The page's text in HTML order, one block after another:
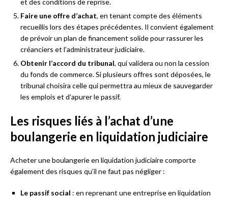
et des conditions de reprise.
Faire une offre d’achat, en tenant compte des éléments
recueillis lors des étapes précédentes. Il convient également
de prévoir un plan de financement solide pour rassurer les
créanciers et l’administrateur judiciaire.
Obtenir l’accord du tribunal, qui validera ou non la cession
du fonds de commerce. Si plusieurs offres sont déposées, le
tribunal choisira celle qui permettra au mieux de sauvegarder
les emplois et d’apurer le passif.
Les risques liés à l’achat d’une
boulangerie en liquidation judiciaire
Acheter une boulangerie en liquidation judiciaire comporte
également des risques qu’il ne faut pas négliger :
Le passif social : en reprenant une entreprise en liquidation